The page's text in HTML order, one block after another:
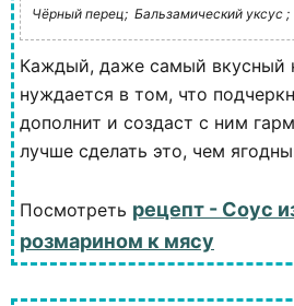
Чёрный перец; Бальзамический уксус ;
Каждый, даже самый вкусный
нуждается в том, что
дополнит и создаст с ним
лучше сделать это, чем
Посмотреть рецепт - Соус
розмарином к мясу